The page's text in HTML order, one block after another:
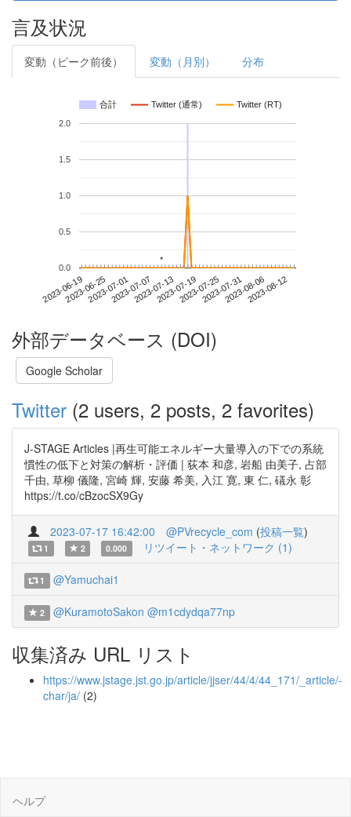
言及状況
変動（ピーク前後） 変動（月別） 分布
合計 Twitter (通常) Twitter (RT)
2023-06-192023-06-252023-07-012023-07-072023-07-132023-07-192023-07-252023-07-312023-08-062023-08-12
0.0
0.5
1.0
1.5
2.0
**
外部データベース (DOI)
Google Scholar
Twitter (2 users, 2 posts, 2 favorites)
J-STAGE Articles |再生可能エネルギー大量導入の下での系統
慣性の低下と対策の解析・評価 | 荻本 和彦, 岩船 由美子, 占部
千由, 草柳 儀隆, 宮崎 輝, 安藤 希美, 入江 寛, 東 仁, 礒永 彰
https://t.co/cBzocSX9Gy
2023-07-17 16:42:00 @PVrecycle_com (投稿一覧)
1 2 0.000 リツイート・ネットワーク (1)
1 @Yamuchai1
2 @KuramotoSakon @m1cdydqa77np
収集済み URL リスト
https://www.jstage.jst.go.jp/article/jjser/44/4/44_171/_article/-
char/ja/ (2)
ヘルプ